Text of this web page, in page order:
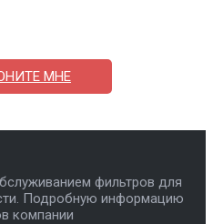
МНЕ
фильтров для
Подробную информацию
компании